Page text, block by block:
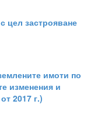
цел застрояване
имоти по
изменения и
2017 г.)